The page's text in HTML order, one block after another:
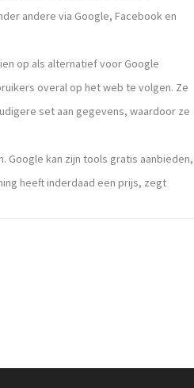
andere via Google, Facebook en
op als alternatief voor Google
overal op het web te volgen. Ze
set aan gegevens, waardoor ze
Google kan zijn tools gratis aanbieden,
heeft inderdaad een prijs, zegt